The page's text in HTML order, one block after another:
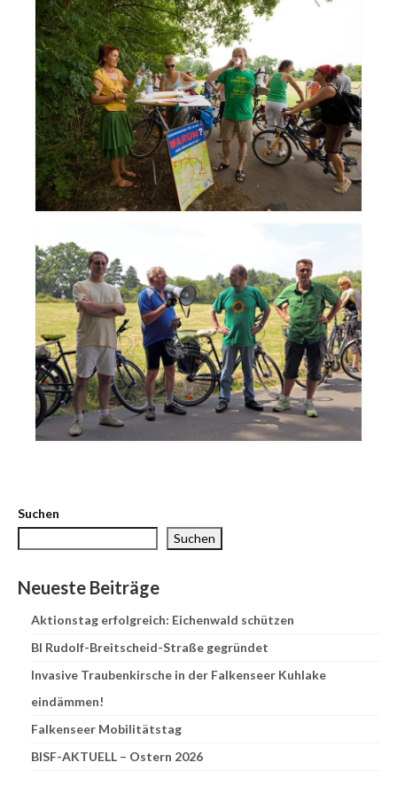
Suchen
Suchen
Neueste Beiträge
Aktionstag erfolgreich: Eichenwald schützen
BI Rudolf-Breitscheid-Straße gegründet
Invasive Traubenkirsche in der Falkenseer Kuhlake
eindämmen!
Falkenseer Mobilitätstag
BISF-AKTUELL – Ostern 2026